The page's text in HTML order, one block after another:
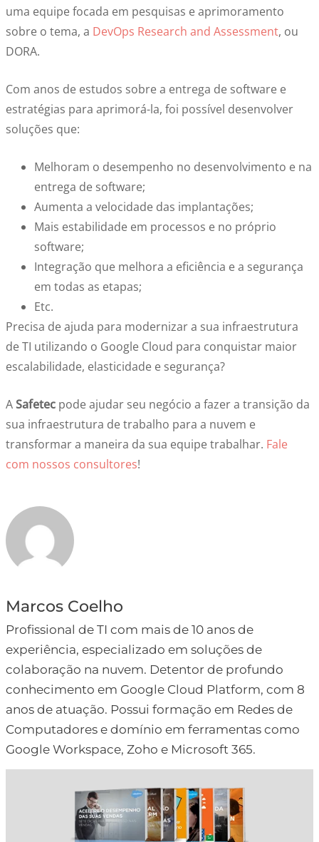
uma equipe focada em pesquisas e aprimoramento
sobre o tema, a DevOps Research and Assessment, ou
DORA.
Com anos de estudos sobre a entrega de software e
estratégias para aprimorá-la, foi possível desenvolver
soluções que:
Melhoram o desempenho no desenvolvimento e na
entrega de software;
Aumenta a velocidade das implantações;
Mais estabilidade em processos e no próprio
software;
Integração que melhora a eficiência e a segurança
em todas as etapas;
Etc.
Precisa de ajuda para modernizar a sua infraestrutura
de TI utilizando o Google Cloud para conquistar maior
escalabilidade, elasticidade e segurança?
ASafetec pode ajudar seu negócio a fazer a transição da
sua infraestrutura de trabalho para a nuvem e
transformar a maneira da sua equipe trabalhar. Fale
com nossos consultores!
Marcos Coelho
Profissional de TI com mais de 10 anos de
experiência, especializado em soluções de
colaboração na nuvem. Detentor de profundo
conhecimento em Google Cloud Platform, com 8
anos de atuação. Possui formação em Redes de
Computadores e domínio em ferramentas como
Google Workspace, Zoho e Microsoft 365.